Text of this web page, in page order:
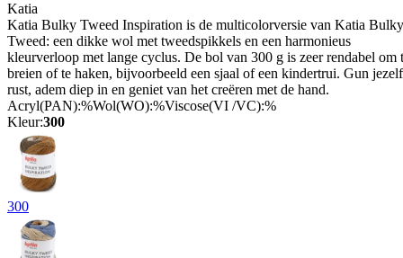
Katia
Katia Bulky Tweed Inspiration is de multicolorversie van Katia Bulky
Tweed: een dikke wol met tweedspikkels en een harmonieus
kleurverloop met lange cyclus. De bol van 300 g is zeer rendabel om
breien of te haken, bijvoorbeeld een sjaal of een kindertrui. Gun jezelf
rust, adem diep in en geniet van het creëren met de hand.
Acryl(PAN):%Wol(WO):%Viscose(VI /VC):%
Kleur:300
300